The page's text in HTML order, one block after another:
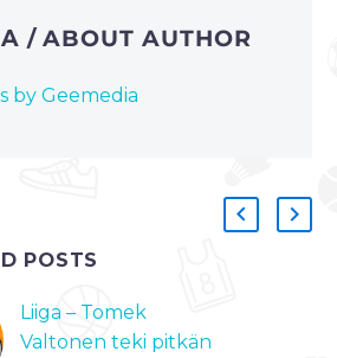
/ ABOUT AUTHOR
by Geemedia
POSTS
Liiga – Tomek
Valtonen teki pitkän